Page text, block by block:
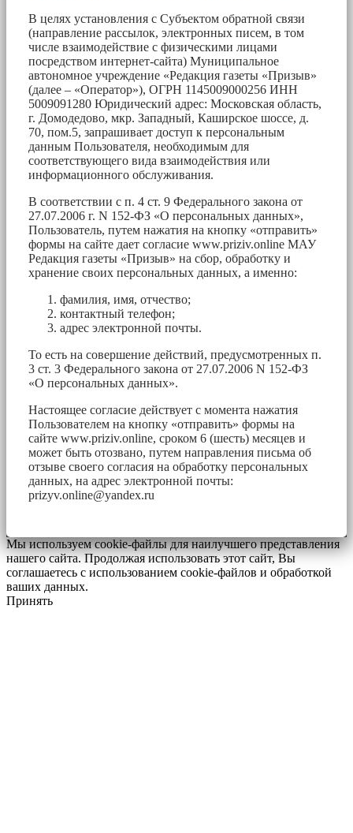
В целях установления с Субъектом обратной связи
(направление рассылок, электронных писем, в том
числе взаимодействие с физическими лицами
посредством интернет-сайта) Муниципальное
автономное учреждение «Редакция газеты «Призыв»
(далее – «Оператор»), ОГРН 1145009000256 ИНН
5009091280 Юридический адрес: Московская область,
г. Домодедово, мкр. Западный, Каширское шоссе, д.
70, пом.5, запрашивает доступ к персональным
данным Пользователя, необходимым для
соответствующего вида взаимодействия или
информационного обслуживания.
В соответствии с п. 4 ст. 9 Федерального закона от
27.07.2006 г. N 152-ФЗ «О персональных данных»,
Пользователь, путем нажатия на кнопку «отправить»
формы на сайте дает согласие www.priziv.online МАУ
Редакция газеты «Призыв» на сбор, обработку и
хранение своих персональных данных, а именно:
фамилия, имя, отчество;
контактный телефон;
адрес электронной почты.
То есть на совершение действий, предусмотренных п.
3 ст. 3 Федерального закона от 27.07.2006 N 152-ФЗ
«О персональных данных».
Настоящее согласие действует с момента нажатия
Пользователем на кнопку «отправить» формы на
сайте www.priziv.online, сроком 6 (шесть) месяцев и
может быть отозвано, путем направления письма об
отзыве своего согласия на обработку персональных
данных, на адрес электронной почты:
prizyv.online@yandex.ru
Мы используем cookie-файлы для наилучшего представления
нашего сайта. Продолжая использовать этот сайт, Вы
соглашаетесь с использованием cookie-файлов и обработкой
ваших данных.
Принять